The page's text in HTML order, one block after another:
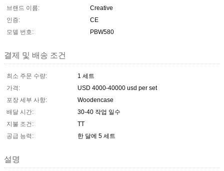
브랜드 이름:
Creative
인증:
CE
모델 번호:
PBW580
결제 및 배송 조건
최소 주문 수량:
1 세트
가격:
USD 4000-40000 usd per set
포장 세부 사항:
Woodencase
배달 시간:
30-40 작업 일수
지불 조건:
TT
공급 능력:
한 달에 5 세트
설명